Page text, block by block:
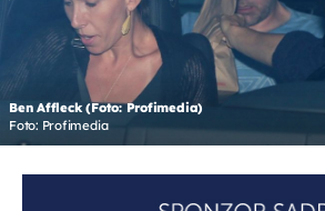
Ben Affleck (Foto: Profimedia)
Foto: Profimedia